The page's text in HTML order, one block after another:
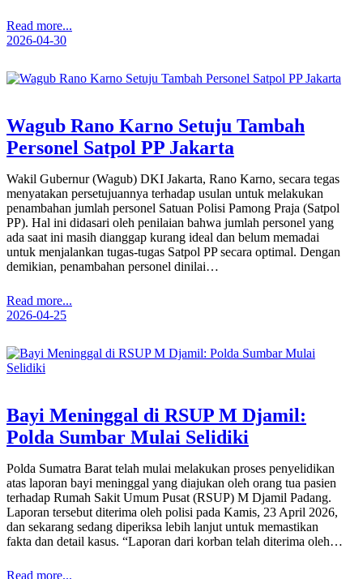
Read more...
2026-04-30
Wagub Rano Karno Setuju Tambah
Personel Satpol PP Jakarta
Wakil Gubernur (Wagub) DKI Jakarta, Rano Karno, secara tegas
menyatakan persetujuannya terhadap usulan untuk melakukan
penambahan jumlah personel Satuan Polisi Pamong Praja (Satpol
PP). Hal ini didasari oleh penilaian bahwa jumlah personel yang
ada saat ini masih dianggap kurang ideal dan belum memadai
untuk menjalankan tugas-tugas Satpol PP secara optimal. Dengan
demikian, penambahan personel dinilai…
Read more...
2026-04-25
Bayi Meninggal di RSUP M Djamil:
Polda Sumbar Mulai Selidiki
Polda Sumatra Barat telah mulai melakukan proses penyelidikan
atas laporan bayi meninggal yang diajukan oleh orang tua pasien
terhadap Rumah Sakit Umum Pusat (RSUP) M Djamil Padang.
Laporan tersebut diterima oleh polisi pada Kamis, 23 April 2026,
dan sekarang sedang diperiksa lebih lanjut untuk memastikan
fakta dan detail kasus. “Laporan dari korban telah diterima oleh…
Read more...